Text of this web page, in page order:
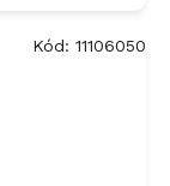
Kód: 11106050